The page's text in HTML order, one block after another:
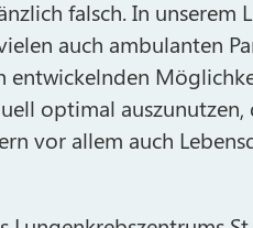
falsch. In unserem
auch ambulanten
entwickelnden
optimal
vor allem auch